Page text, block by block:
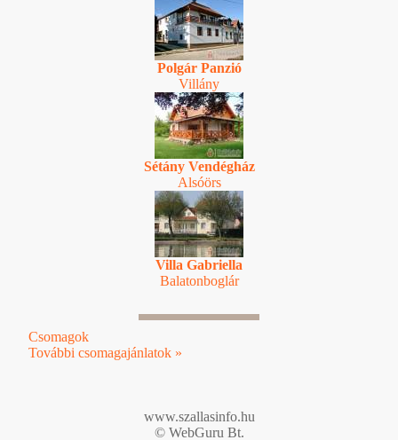
Polgár Panzió
Villány
Sétány Vendégház
Alsóörs
Villa Gabriella
Balatonboglár
Csomagok
További csomagajánlatok »
www.szallasinfo.hu
© WebGuru Bt.